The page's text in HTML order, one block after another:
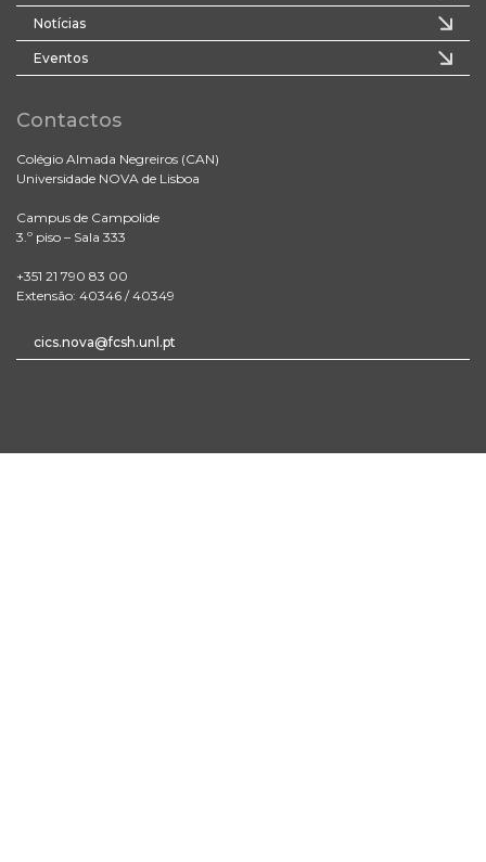
Notícias
Eventos
Contactos
Colégio Almada Negreiros (CAN)
Universidade NOVA de Lisboa
Campus de Campolide
3.º piso – Sala 333
+351 21 790 83 00
Extensão: 40346 / 40349
cics.nova@fcsh.unl.pt